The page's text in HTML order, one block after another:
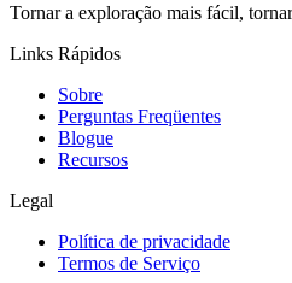
Tornar a exploração mais fácil,
Links Rápidos
Sobre
Perguntas Freqüentes
Blogue
Recursos
Legal
Política de privacidade
Termos de Serviço